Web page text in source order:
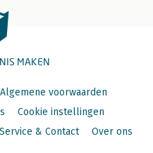
MAKEN
Algemene voorwaarden
Cookie instellingen
Service & Contact Over ons